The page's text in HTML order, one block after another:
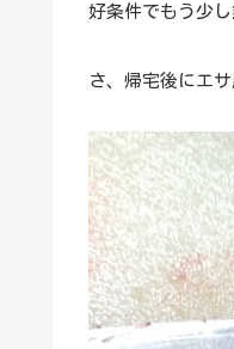
好条件でもう少
さ、帰宅後にエ